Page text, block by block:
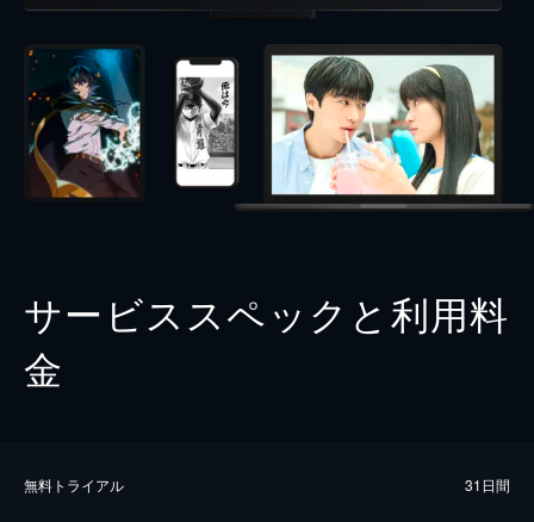
サービススペックと利用料
金
無料トライアル 31日間